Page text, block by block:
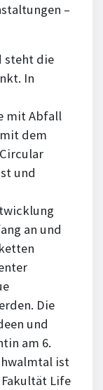
–
steht die
In
mit Abfall
dem
und
an und
Die
und
am 6.
ist
Life